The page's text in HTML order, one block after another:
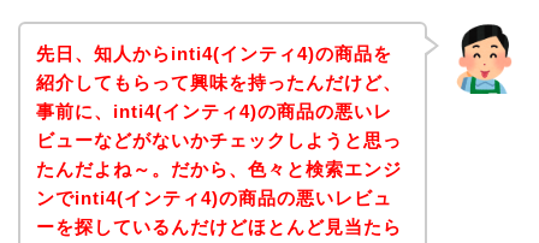
先日、知人からinti4(インティ4)の商品を
紹介してもらって興味を持ったんだけど、
事前に、inti4(インティ4)の商品の悪いレ
ビューなどがないかチェックしようと思っ
たんだよね～。だから、色々と検索エンジ
ンでinti4(インティ4)の商品の悪いレビュ
ーを探しているんだけどほとんど見当たら